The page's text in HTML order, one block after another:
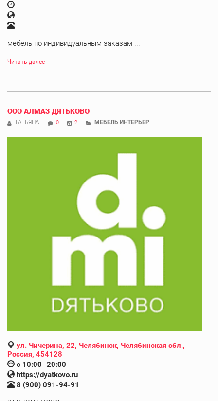
мебель по индивидуальным заказам ...
Читать далее
ООО АЛМАЗ ДЯТЬКОВО
ТАТЬЯНА 0 2 МЕБЕЛЬ ИНТЕРЬЕР
ул. Чичерина, 22, Челябинск, Челябинская обл.,
Россия, 454128
с 10:00 -20:00
https://dyatkovo.ru
8 (900) 091-94-91